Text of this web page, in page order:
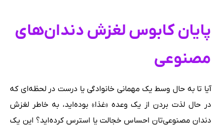
پایان کابوس لغزش دندان‌های
مصنوعی
آیا تا به حال وسط یک مهمانی خانوادگی یا درست در لحظه‌ای که
در حال لذت بردن از یک وعده «غذا» بوده‌اید، به خاطر لغزش
دندان مصنوعی‌تان احساس خجالت یا استرس کرده‌اید؟ این یک